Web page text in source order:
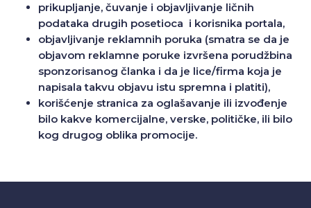
prikupljanje, čuvanje i objavljivanje ličnih
podataka drugih posetioca i korisnika portala,
objavljivanje reklamnih poruka (smatra se da je
objavom reklamne poruke izvršena porudžbina
sponzorisanog članka i da je lice/firma koja je
napisala takvu objavu istu spremna i platiti),
korišćenje stranica za oglašavanje ili izvođenje
bilo kakve komercijalne, verske, političke, ili bilo
kog drugog oblika promocije.